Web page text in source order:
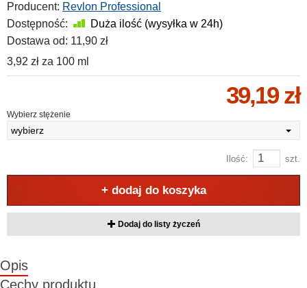
Producent: Revlon Professional
Dostępność:
Duża ilość (wysyłka w 24h)
Dostawa od: 11,90 zł
3,92 zł za 100 ml
39,19 zł
Wybierz stężenie
wybierz
Ilość: szt.
+ dodaj do koszyka
Dodaj do listy życzeń
Opis
Cechy produktu